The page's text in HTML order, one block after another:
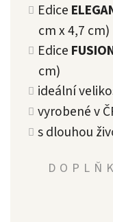
Edice
cm x 4,7 cm)
Edice
cm)
ideální
vyrobené v
s dlouhou